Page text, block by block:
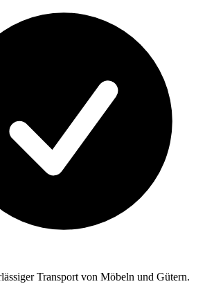
Transport von Möbeln und Gütern.